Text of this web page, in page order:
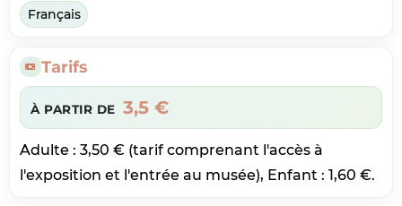
Français
Tarifs
À PARTIR DE 3,5 €
Adulte : 3,50 € (tarif comprenant l'accès à
l'exposition et l'entrée au musée), Enfant : 1,60 €.